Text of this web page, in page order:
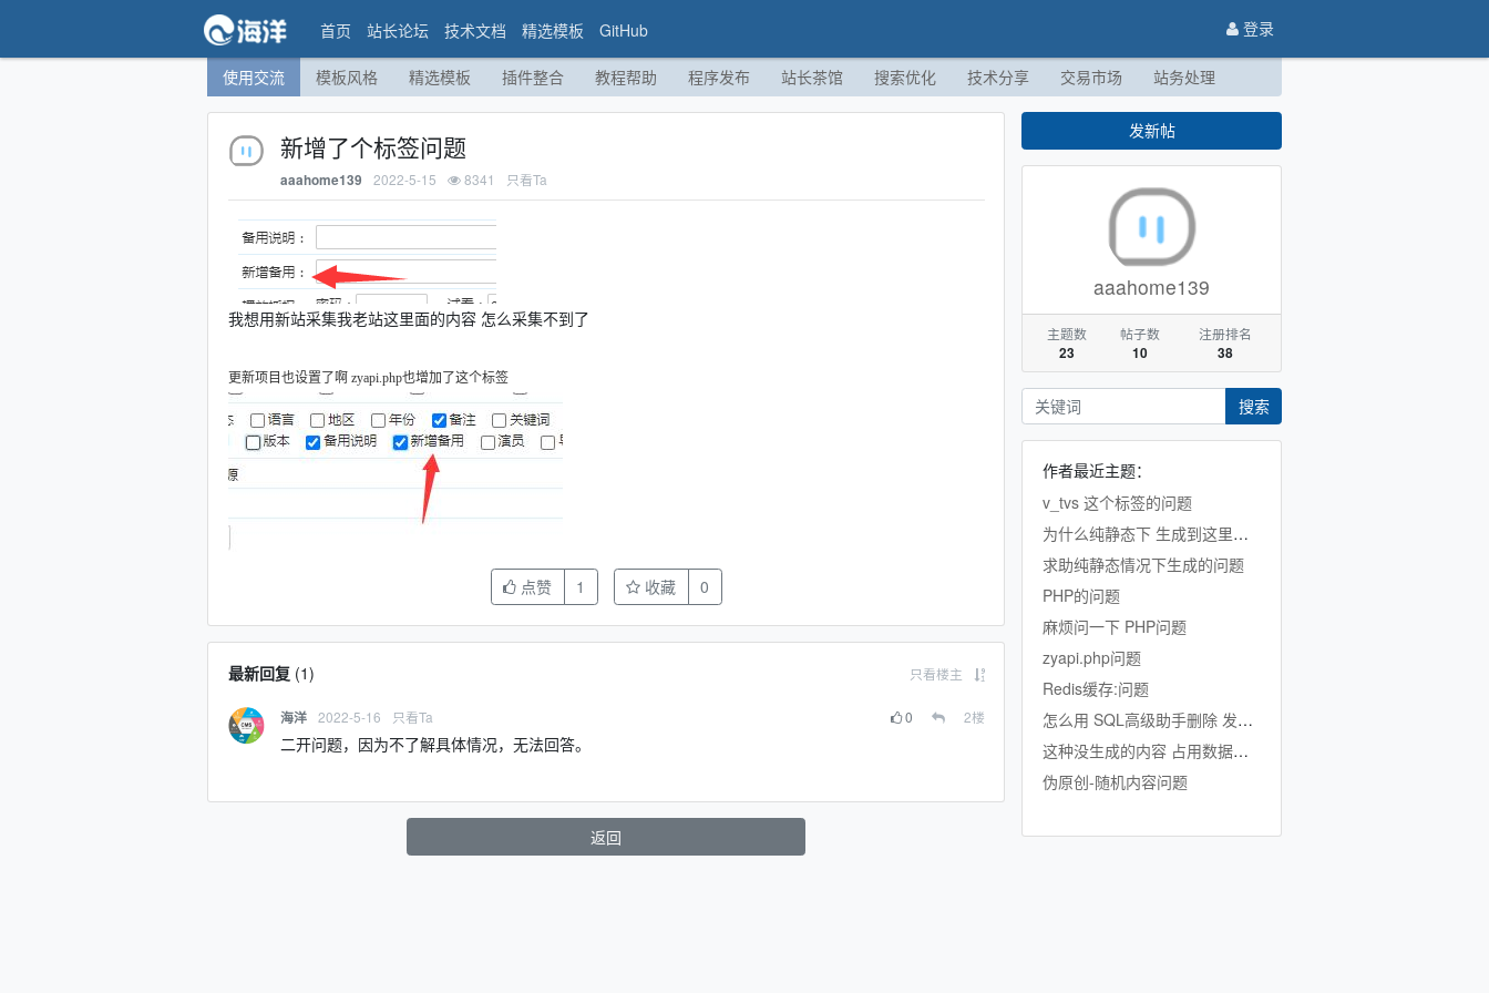
首页 站长论坛 技术文档 精选模板 GitHub 登录
使用交流 模板风格 精选模板 插件整合 教程帮助 程序发布 站长茶馆 搜索优化 技术分享 交易市场 站务处理
新增了个标签问题
aaahome139 2022-5-15 8341 只看Ta
我想用新站采集我老站这里面的内容 怎么采集不到了
更新项目也设置了啊 zyapi.php也增加了这个标签
点赞 1 收藏 0
最新回复(1) 只看楼主
海洋 2022-5-16 只看Ta 0 2楼
二开问题，因为不了解具体情况，无法回答。
返回
发新帖
aaahome139
主题数
23
帖子数
10
注册排名
38
搜索
作者最近主题：
v_tvs 这个标签的问题
为什么纯静态下 生成到这里就不生成了
求助纯静态情况下生成的问题
PHP的问题
麻烦问一下 PHP问题
zyapi.php问题
Redis缓存:问题
怎么用 SQL高级助手删除 发行公司的数据啊
这种没生成的内容 占用数据库吗
伪原创-随机内容问题